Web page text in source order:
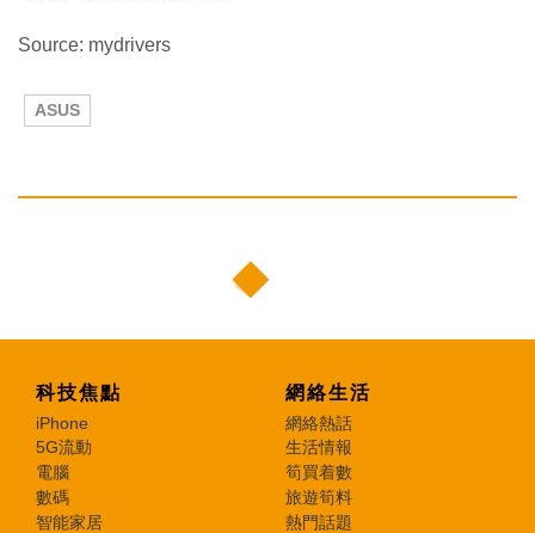
Source: mydrivers
ASUS
科技焦點
iPhone
5G流動
電腦
數碼
智能家居
網絡生活
網絡熱話
生活情報
筍買着數
旅遊筍料
熱門話題